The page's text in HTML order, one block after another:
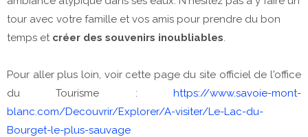
tour avec votre famille et vos amis pour prendre du bon
temps et créer des souvenirs inoubliables
Pour aller plus loin, voir cette page du site officiel de l'office
du Tourisme : https://www.savoie-mont-
blanc.com/Decouvrir/Explorer/A-visiter/Le-Lac-du-
Bourget-le-plus-sauvage